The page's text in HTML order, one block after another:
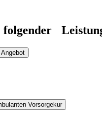
folgender
Vorsorgekur